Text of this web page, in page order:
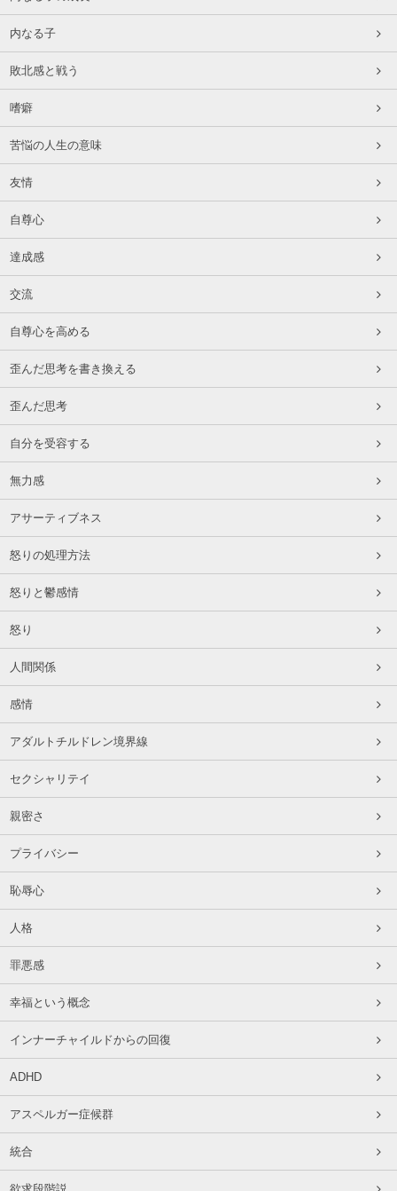
内なる子
敗北感と戦う
嗜癖
苦悩の人生の意味
友情
自尊心
達成感
交流
自尊心を高める
歪んだ思考を書き換える
歪んだ思考
自分を受容する
無力感
アサーティブネス
怒りの処理方法
怒りと鬱感情
怒り
人間関係
感情
アダルトチルドレン境界線
セクシャリテイ
親密さ
プライバシー
恥辱心
人格
罪悪感
幸福という概念
インナーチャイルドからの回復
ADHD
アスペルガー症候群
統合